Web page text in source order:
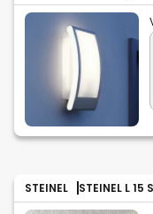
STEINEL STEINEL L